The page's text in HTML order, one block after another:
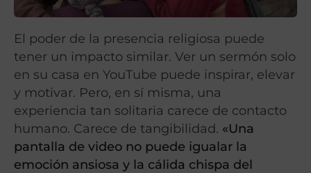
El poder de la presencia religiosa puede
tener un impacto similar. Ver un sermón solo
en su casa en YouTube puede inspirar, elevar
y motivar. Pero, en sí misma, una
experiencia tan solitaria carece de contacto
humano. Carece de tangibilidad. «Una
pantalla de video no puede igualar la
emoción ansiosa y la cálida chispa del